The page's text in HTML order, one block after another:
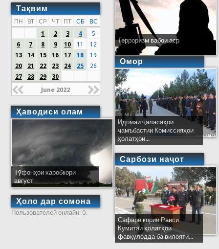
Тақвим
ПН ВТ СР ЧТ ПТ СБ
ВС
1
2 3 4
5
6
7 8 9 10 11
12
13
14 15 16 17 18
19
20
21 22 23 24 25
26
27
28 29 30
June 2022
Ҳаводиси олам
Тӯфонҳои харобкори
август
Ҳоло дар сомона
Пользователей онлайн: 0.
Терроризм вабои аср
Омор
Идомаи ҷаласаҳои
ҷамъбастии Комиссияҳои
ҳолатҳои...
Сарбози наҷот
Сафари кории Раиси
Кумитаи ҳолатҳои
фавқулодда ба вилояти...